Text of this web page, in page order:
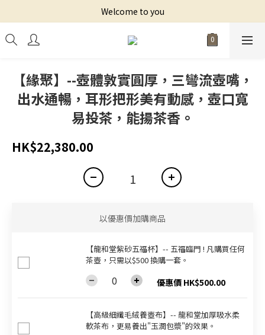
Welcome to you
【緣聚】--壺體敦實圓厚，三彎流壺嘴，
出水通暢，耳形把形美有動感，壺口寬
易投茶，能揚茶香。
HK$22,380.00
以優惠價加購商品
【龍和堂紫砂五福杯‬】-- 五福臨門 ! 凡購買任何
茶壺，只需以$500 換購一套。
優惠價 HK$500.00
【高級細纖毛絨養壺布】-- 龍和堂加厚吸水柔
軟茶布，更易養出"玉潤包漿"的效果。